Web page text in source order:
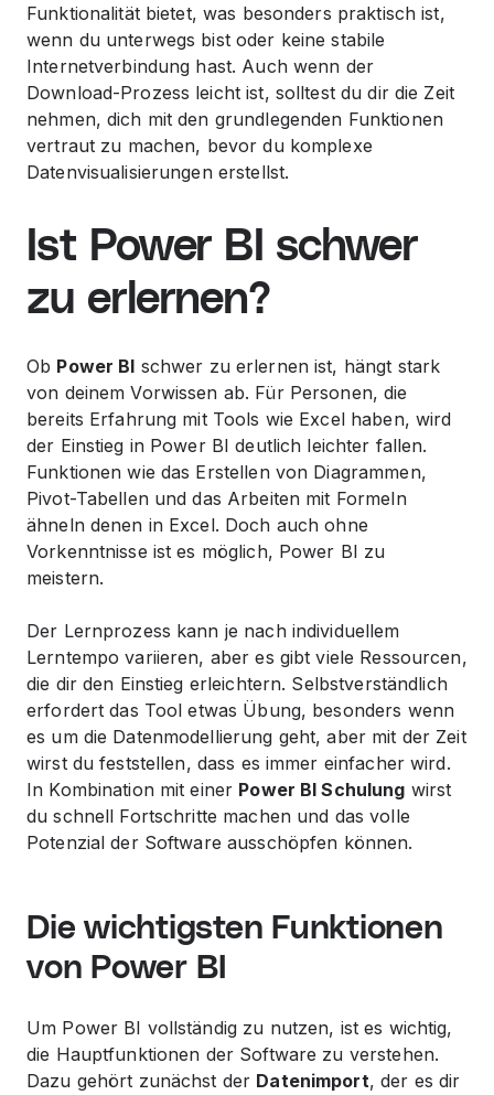
Funktionalität bietet, was besonders praktisch ist,
wenn du unterwegs bist oder keine stabile
Internetverbindung hast. Auch wenn der
Download-Prozess leicht ist, solltest du dir die Zeit
nehmen, dich mit den grundlegenden Funktionen
vertraut zu machen, bevor du komplexe
Datenvisualisierungen erstellst.
Ist Power BI schwer
zu erlernen?
Ob Power BI schwer zu erlernen ist, hängt stark
von deinem Vorwissen ab. Für Personen, die
bereits Erfahrung mit Tools wie Excel haben, wird
der Einstieg in Power BI deutlich leichter fallen.
Funktionen wie das Erstellen von Diagrammen,
Pivot-Tabellen und das Arbeiten mit Formeln
ähneln denen in Excel. Doch auch ohne
Vorkenntnisse ist es möglich, Power BI zu
meistern.
Der Lernprozess kann je nach individuellem
Lerntempo variieren, aber es gibt viele Ressourcen,
die dir den Einstieg erleichtern. Selbstverständlich
erfordert das Tool etwas Übung, besonders wenn
es um die Datenmodellierung geht, aber mit der Zeit
wirst du feststellen, dass es immer einfacher wird.
In Kombination mit einer Power BI Schulung wirst
du schnell Fortschritte machen und das volle
Potenzial der Software ausschöpfen können.
Die wichtigsten Funktionen
von Power BI
Um Power BI vollständig zu nutzen, ist es wichtig,
die Hauptfunktionen der Software zu verstehen.
Dazu gehört zunächst der Datenimport, der es dir